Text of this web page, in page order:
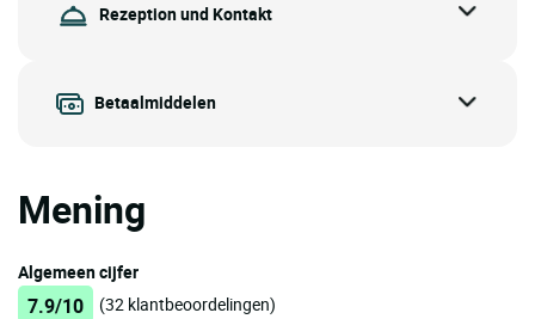
Rezeption und Kontakt
Betaalmiddelen
Mening
Algemeen cijfer
7.9/10 (32 klantbeoordelingen)